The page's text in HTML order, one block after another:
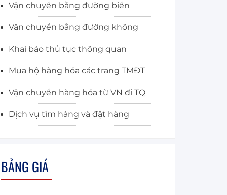
Vận chuyển bằng đường biển
Vận chuyển bằng đường không
Khai báo thủ tục thông quan
Mua hộ hàng hóa các trang TMĐT
Vận chuyển hàng hóa từ VN đi TQ
Dịch vụ tìm hàng và đặt hàng
BẢNG GIÁ